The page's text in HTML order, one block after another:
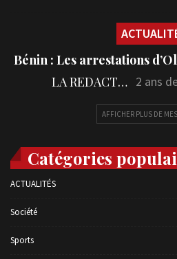
Bénin : Les arrestations
LA REDACTION 2 ans
AFFICHER PLUS DE
Catégories
ACTUALITÉS
Société
Sports